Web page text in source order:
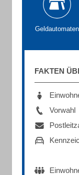
Geldautomaten
FAKTEN
Vorwahl